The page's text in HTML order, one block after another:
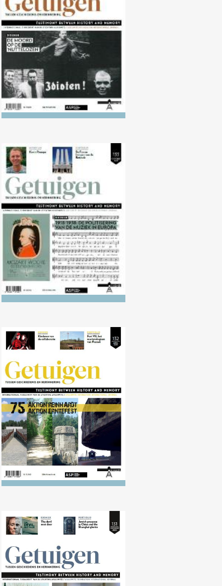
Nr. 134 (04/2022) De moord op
de ‘nuttelozen’
Nr. 133 (10/2021) 1918-1938: De
politisering van de muziek in
Europa
Nr. 132 (04/2021) AKTION
REINHARDT en AKTION
ERNTEFEST
Nr. 131 (10/2020) Oorlog in de
Stille Oceaan